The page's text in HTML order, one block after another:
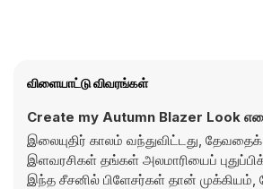
விளையாட்டு விவரங்கள்
Create my Autumn Blazer Look
இலையுதிர் காலம் வந்துவிட்டது,
இளவரசிகள் தங்கள் அலமாரியைப்
இந்த சீசனில் பிளேசர்கள் தான் முக்கியம்,